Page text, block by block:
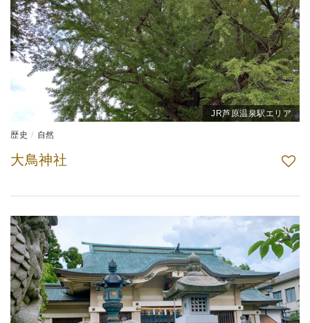
JR芦原温泉駅エリア
歴史 自然
大鳥神社